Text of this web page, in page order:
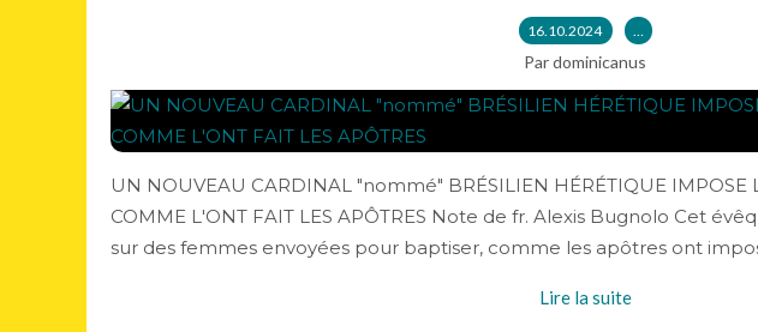
16.10.2024 …
Par dominicanus
UN NOUVEAU CARDINAL "nommé" BRÉSILIEN HÉRÉTIQUE IMPOSE
COMME L'ONT FAIT LES APÔTRES Note de fr. Alexis Bugnolo Cet
sur des femmes envoyées pour baptiser, comme les apôtres ont
Lire la suite